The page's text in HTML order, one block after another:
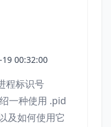
00:32:00
程标识号
一种使用 .pid
及如何使用它